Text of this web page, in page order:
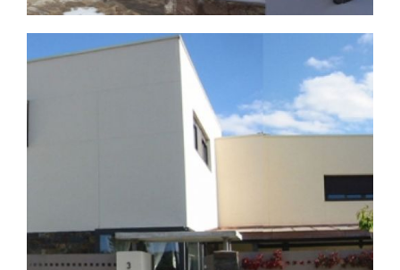
Proyectos arquitectura
en Valladolid
Broaden